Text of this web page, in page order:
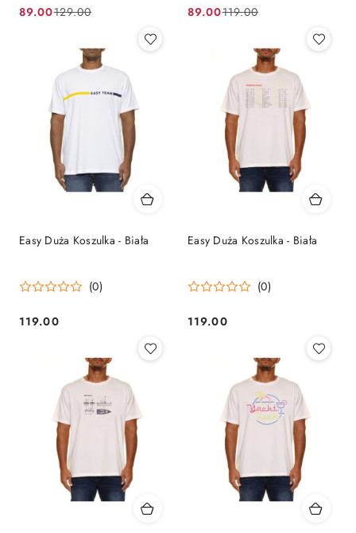
Cena
89.00
Cena
129.00
Cena
89.00
Cena
119.00
Easy Duża Koszulka - Biała
(0)
Cena:
119.00
Easy Duża Koszulka - Biała
(0)
Cena:
119.00